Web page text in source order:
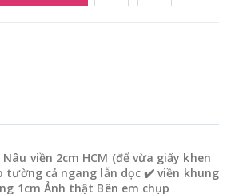
viền 2cm HCM (để vừa giấy khen
tường cả ngang lẫn dọc ✔️ viền khung
1cm Ảnh thật Bên em chụp